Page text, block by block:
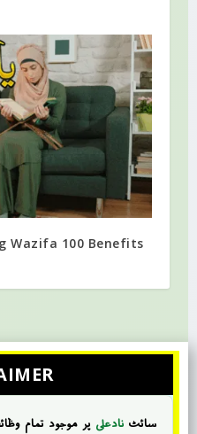
Wazifa 100 Benefits
سائٹ نادعلی پر موجود تمام